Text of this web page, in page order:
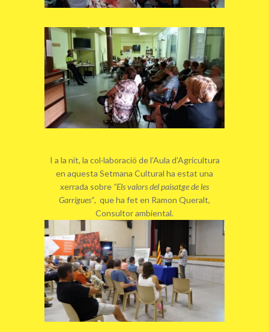
I a la nit, la col·laboració de l’Aula d’Agricultura
en aquesta Setmana Cultural ha estat una
xerrada sobre “Els valors del paisatge de les
Garrigues”, que ha fet en Ramon Queralt,
Consultor ambiental.